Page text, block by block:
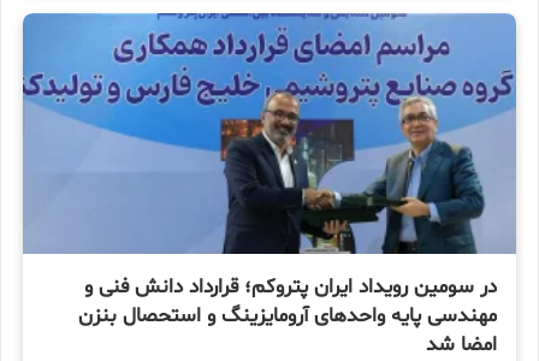
در سومین رویداد ایران پتروکم؛ قرارداد دانش فنی و
مهندسی پایه واحدهای آرومایزینگ و استحصال بنزن
امضا شد